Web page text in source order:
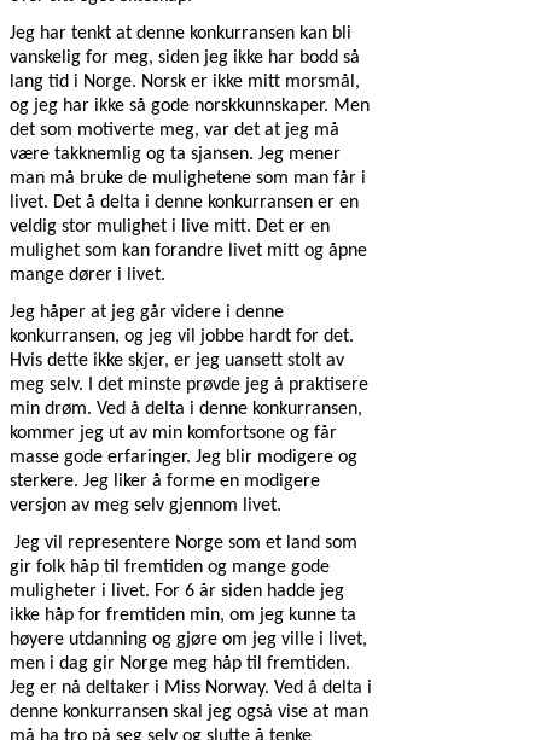
Jeg har tenkt at denne konkurransen kan bli
vanskelig for meg, siden jeg ikke har bodd så
lang tid i Norge. Norsk er ikke mitt morsmål,
og jeg har ikke så gode norskkunnskaper. Men
det som motiverte meg, var det at jeg må
være takknemlig og ta sjansen. Jeg mener
man må bruke de mulighetene som man får i
livet. Det å delta i denne konkurransen er en
veldig stor mulighet i live mitt. Det er en
mulighet som kan forandre livet mitt og åpne
mange dører i livet.
Jeg håper at jeg går videre i denne
konkurransen, og jeg vil jobbe hardt for det.
Hvis dette ikke skjer, er jeg uansett stolt av
meg selv. I det minste prøvde jeg å praktisere
min drøm. Ved å delta i denne konkurransen,
kommer jeg ut av min komfortsone og får
masse gode erfaringer. Jeg blir modigere og
sterkere. Jeg liker å forme en modigere
versjon av meg selv gjennom livet.
Jeg vil representere Norge som et land som
gir folk håp til fremtiden og mange gode
muligheter i livet. For 6 år siden hadde jeg
ikke håp for fremtiden min, om jeg kunne ta
høyere utdanning og gjøre om jeg ville i livet,
men i dag gir Norge meg håp til fremtiden.
Jeg er nå deltaker i Miss Norway. Ved å delta i
denne konkurransen skal jeg også vise at man